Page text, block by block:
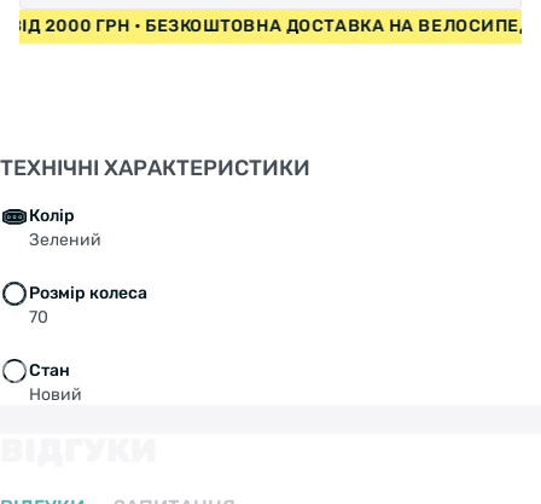
ВІД 2000 ГРН • БЕЗКОШТОВНА ДОСТАВКА НА
ТЕХНІЧНІ ХАРАКТЕРИСТИКИ
Колір
Зелений
Розмір колеса
70
Стан
Новий